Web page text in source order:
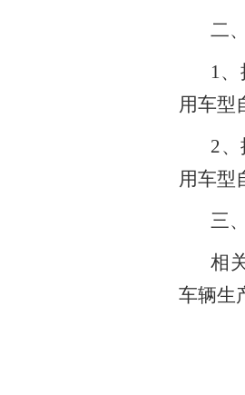
二、
1、
用车型
2、
用车型
三、
相
车辆生